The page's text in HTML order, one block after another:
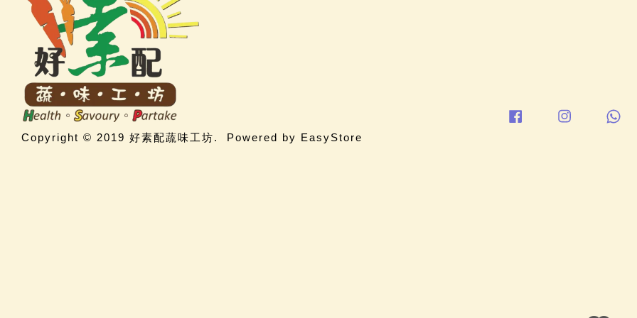
Copyright © 2019 好素配蔬味工坊.  Powered by EasyStore